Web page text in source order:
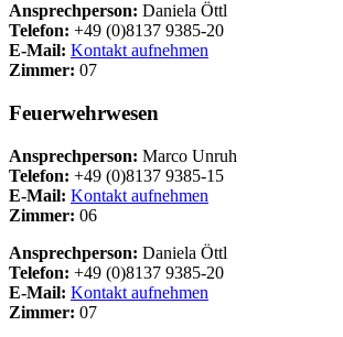
Ansprechperson: Daniela Öttl
Telefon: +49 (0)8137 9385-20
E-Mail: Kontakt aufnehmen
Zimmer: 07
Feuerwehrwesen
Ansprechperson: Marco Unruh
Telefon: +49 (0)8137 9385-15
E-Mail: Kontakt aufnehmen
Zimmer: 06
Ansprechperson: Daniela Öttl
Telefon: +49 (0)8137 9385-20
E-Mail: Kontakt aufnehmen
Zimmer: 07